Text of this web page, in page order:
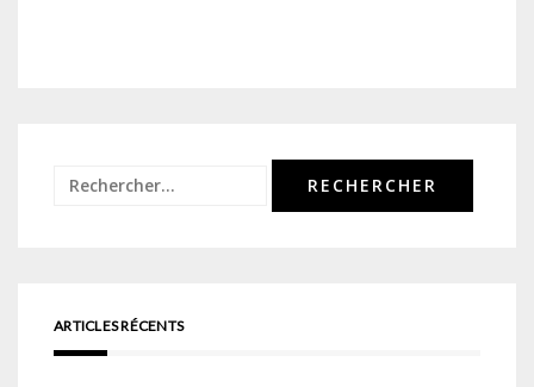
Rechercher :
ARTICLES RÉCENTS